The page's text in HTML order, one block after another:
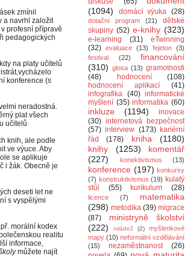
zmínil
a navrhl založit
profesní přípravě
pedagogických
na platy učitelů
konference (s
neradostná.
plat všech
učitelů
knih, ale podle
ve výuce. Aby
se aplikuje
i žák. Obecně je
deseti let ne
s vyspělými
morální kodex
realitu
informace,
můžete najít
(1094)
domácí výuka (28)
dotační program (21)
dětské
skupiny (52) e-knihy (323)
e-learning (31)
eTwinning
(32) evaluace (13) fejeton (3)
festival
(22)
financování
(310) glosa (13) gramotnosti
(48)
hodnocení
(108)
hodnocení aplikací
(41)
infografika (40) informatické
myšlení (35) informatika (60)
inkluze (1194)
inovace
(30) internetová bezpečnost
(57) interview (173) kariérní
řád
(178) kniha
(1180)
knihy
(1253)
komentář
(227)
konektivismus (13)
konference (197) konkursy
(7) konstruktivismus (19) kulatý
stůl
(55) kurikulum (28)
licence (7)
matematika
(298) metodika (39) migrace
(87)
ministryně školství
(222)
mládež (2)
myšlenkové
mapy (10) neformální vzdělávání
(15)
nezaměstnanost
(26)